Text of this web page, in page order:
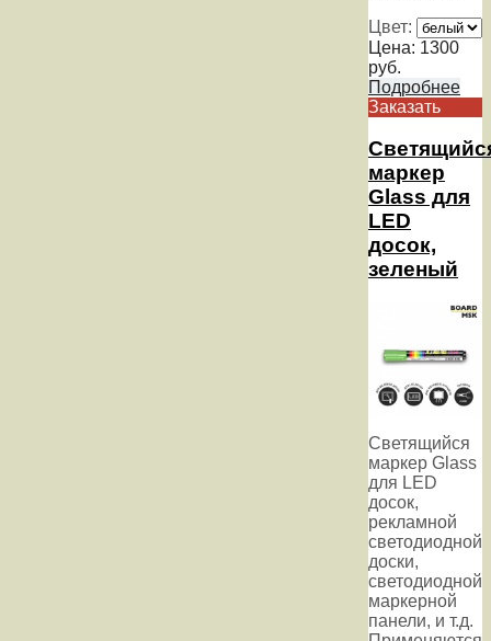
Цвет:
Цена: 1300
руб.
Подробнее
Заказать
маркер
Glass для
LED
досок,
зеленый
Светящийся
маркер Glass
для LED
досок,
рекламной
светодиодной
доски,
светодиодной
маркерной
панели, и т.д.